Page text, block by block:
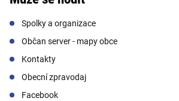
Spolky a organizace
Občan server - mapy obce
Kontakty
Obecní zpravodaj
Facebook